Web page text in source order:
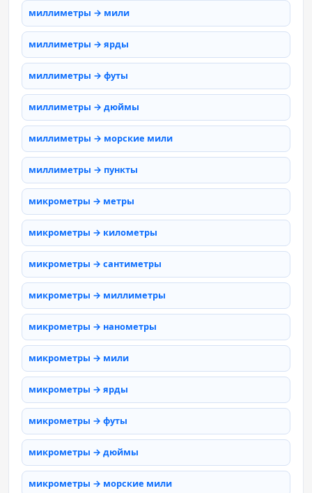
миллиметры → мили
миллиметры → ярды
миллиметры → футы
миллиметры → дюймы
миллиметры → морские мили
миллиметры → пункты
микрометры → метры
микрометры → километры
микрометры → сантиметры
микрометры → миллиметры
микрометры → нанометры
микрометры → мили
микрометры → ярды
микрометры → футы
микрометры → дюймы
микрометры → морские мили